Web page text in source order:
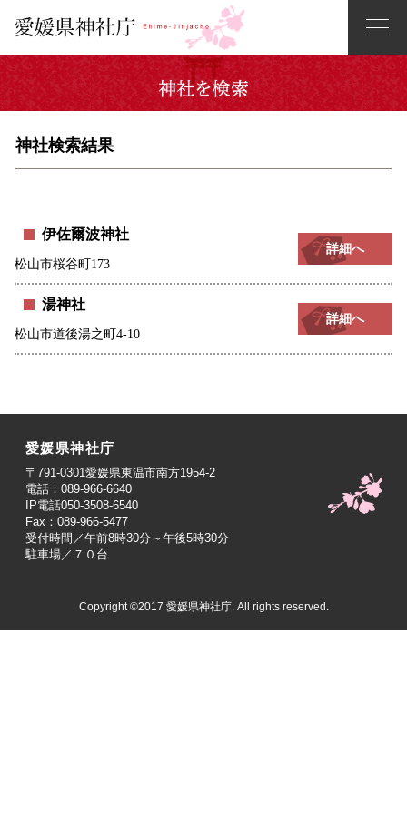
神社検索結果
伊佐爾波神社
松山市桜谷町173
詳細へ
湯神社
松山市道後湯之町4-10
詳細へ
愛媛県神社庁
〒791-0301愛媛県東温市南方1954-2
電話：089-966-6640
IP電話050-3508-6540
Fax：089-966-5477
受付時間／午前8時30分～午後5時30分
駐車場／７０台
Copyright ©2017 愛媛県神社庁. All rights reserved.